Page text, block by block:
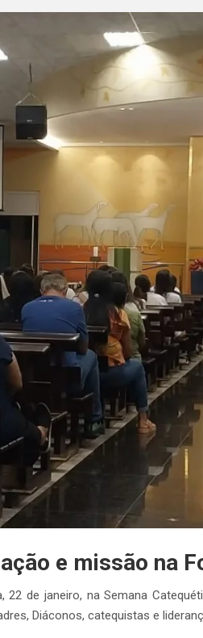
e missão na
de janeiro, na Semana
Diáconos, catequistas e